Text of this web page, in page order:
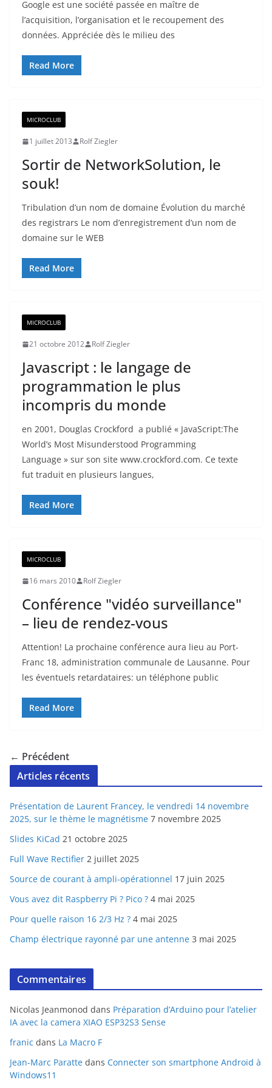
Google est une société passée en maître de
l’acquisition, l’organisation et le recoupement des
données. Appréciée dès le milieu des
Read More
MICROCLUB
1 juillet 2013 Rolf Ziegler
Sortir de NetworkSolution, le
souk!
Tribulation d’un nom de domaine Évolution du marché
des registrars Le nom d’enregistrement d’un nom de
domaine sur le WEB
Read More
MICROCLUB
21 octobre 2012 Rolf Ziegler
Javascript : le langage de
programmation le plus
incompris du monde
en 2001, Douglas Crockford a publié « JavaScript:The
World’s Most Misunderstood Programming
Language » sur son site www.crockford.com. Ce texte
fut traduit en plusieurs langues,
Read More
MICROCLUB
16 mars 2010 Rolf Ziegler
Conférence "vidéo surveillance"
– lieu de rendez-vous
Attention! La prochaine conférence aura lieu au Port-
Franc 18, administration communale de Lausanne. Pour
les éventuels retardataires: un téléphone public
Read More
← Précédent
Articles récents
Présentation de Laurent Francey, le vendredi 14 novembre
2025, sur le thème le magnétisme 7 novembre 2025
Slides KiCad 21 octobre 2025
Full Wave Rectifier 2 juillet 2025
Source de courant à ampli-opérationnel 17 juin 2025
Vous avez dit Raspberry Pi ? Pico ? 4 mai 2025
Pour quelle raison 16 2/3 Hz ? 4 mai 2025
Champ électrique rayonné par une antenne 3 mai 2025
Commentaires
Nicolas Jeanmonod dans Préparation d’Arduino pour l’atelier
IA avec la camera XIAO ESP32S3 Sense
franic dans La Macro F
Jean-Marc Paratte dans Connecter son smartphone Android à
Windows11